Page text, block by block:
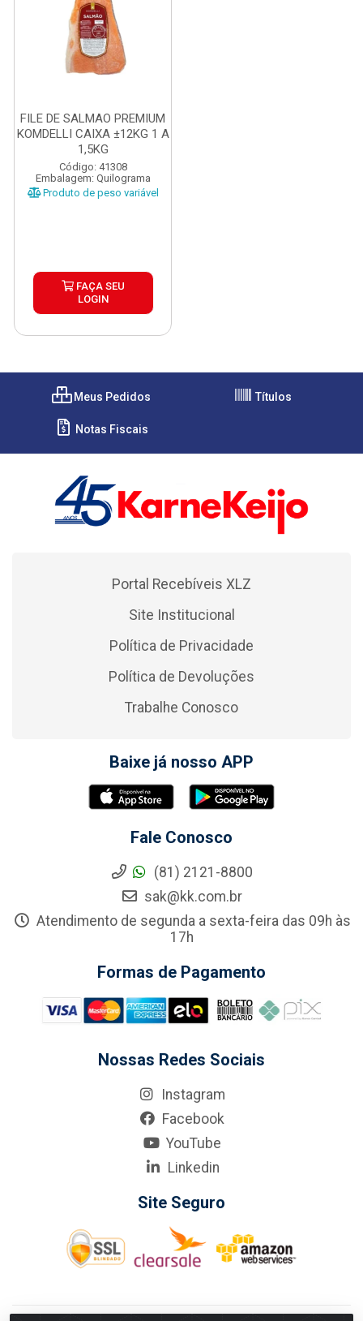
FILE DE SALMAO PREMIUM
KOMDELLI CAIXA ±12KG 1 A
1,5KG
Código: 41308
Embalagem: Quilograma
Produto de peso variável
FAÇA SEU
LOGIN
Meus Pedidos Títulos
Notas Fiscais
Portal Recebíveis XLZ
Site Institucional
Política de Privacidade
Política de Devoluções
Trabalhe Conosco
Baixe já nosso APP
Fale Conosco
(81) 2121-8800
sak@kk.com.br
Atendimento de segunda a sexta-feira das 09h às
17h
Formas de Pagamento
Nossas Redes Sociais
Instagram
Facebook
YouTube
Linkedin
Site Seguro